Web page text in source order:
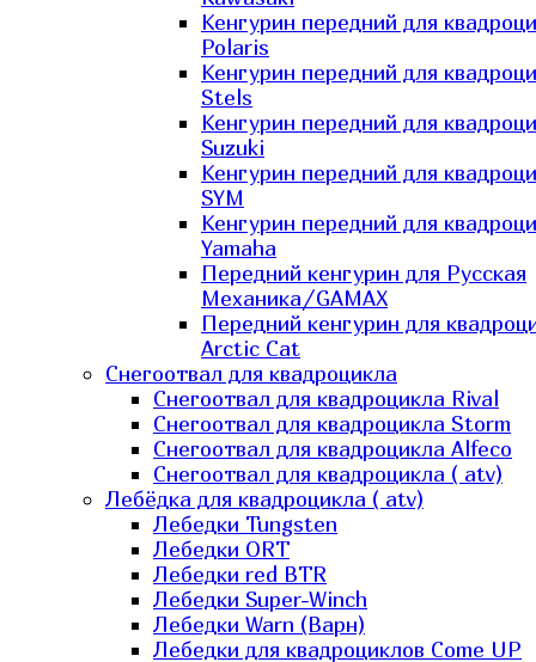
Кенгурин передний для
Polaris
Кенгурин передний для
Stels
Кенгурин передний для
Suzuki
Кенгурин передний для
SYM
Кенгурин передний для
Yamaha
Передний кенгурин для Русская
Механика/GAMAX
Передний кенгурин для
Arctic Cat
Снегоотвал для квадроцикла
Снегоотвал для квадроцикла Rival
Снегоотвал для квадроцикла Storm
Снегоотвал для квадроцикла Alfeco
Снегоотвал для квадроцикла ( atv)
Лебёдка для квадроцикла ( atv)
Лебедки Tungsten
Лебедки ORT
Лебедки red BTR
Лебедки Super-Winch
Лебедки Warn (Варн)
Лебедки для квадроциклов Come UP